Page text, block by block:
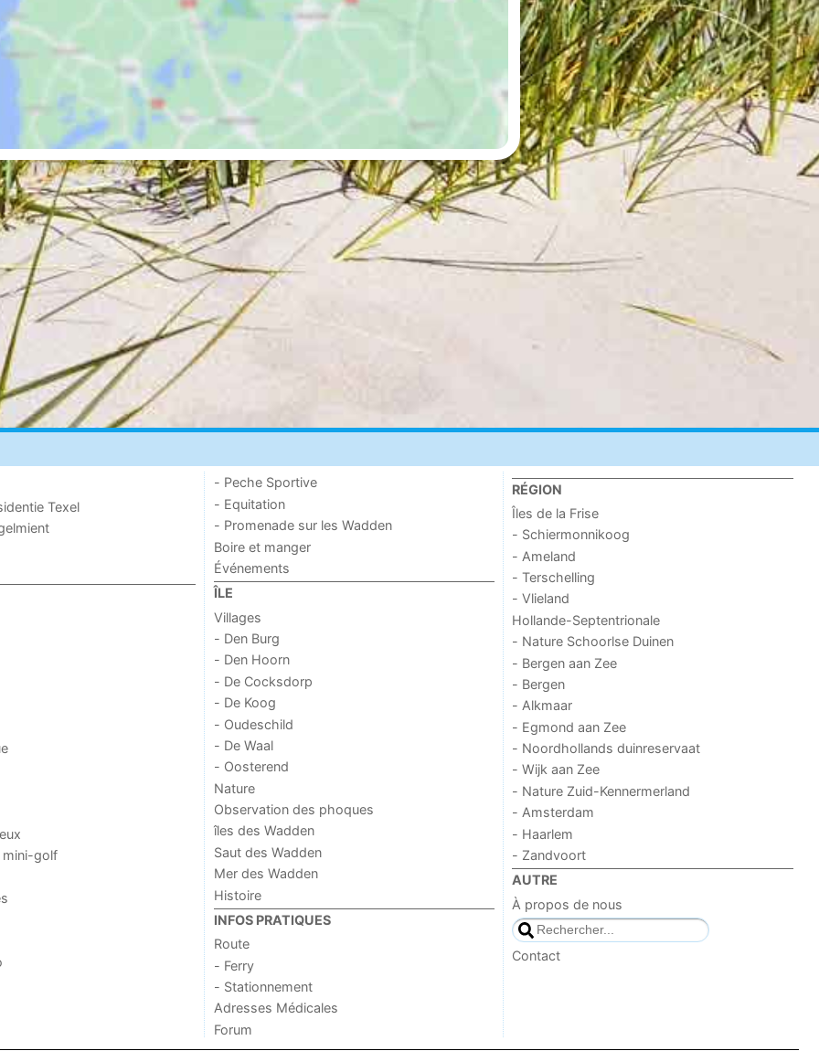
Texel
mini-golf
- Peche Sportive
- Equitation
- Promenade sur les Wadden
Boire et manger
Événements
ÎLE
Villages
- Den Burg
- Den Hoorn
- De Cocksdorp
- De Koog
- Oudeschild
- De Waal
- Oosterend
Nature
Observation des phoques
îles des Wadden
Saut des Wadden
Mer des Wadden
Histoire
INFOS PRATIQUES
Route
- Ferry
- Stationnement
Adresses Médicales
Forum
RÉGION
Îles de la Frise
- Schiermonnikoog
- Ameland
- Terschelling
- Vlieland
Hollande-Septentrionale
- Nature Schoorlse Duinen
- Bergen aan Zee
- Bergen
- Alkmaar
- Egmond aan Zee
- Noordhollands duinreservaat
- Wijk aan Zee
- Nature Zuid-Kennermerland
- Amsterdam
- Haarlem
- Zandvoort
AUTRE
À propos de nous
Contact